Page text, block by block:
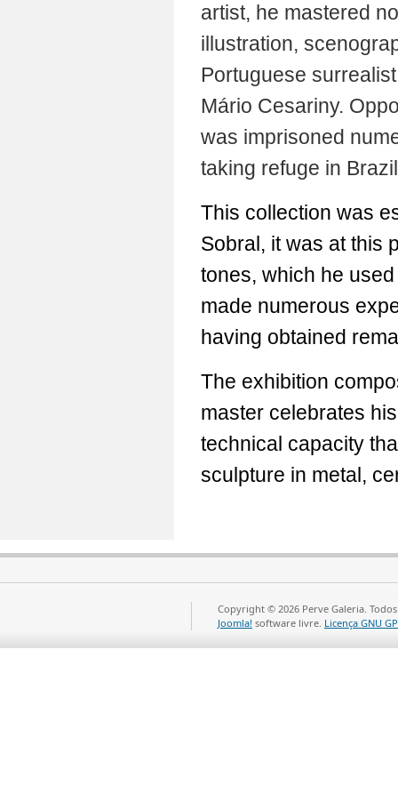
artist, he mastered
illustration,
Portuguese
Mário Cesariny.
was imprisoned
taking refuge in
This collection was
Sobral, it was at this
tones, which he
made numerous
having obtained
The exhibition
master celebrates
technical capacity
sculpture in metal,
Copyright © 2026 Perve Galeria.
Joomla! software livre. Licença GNU